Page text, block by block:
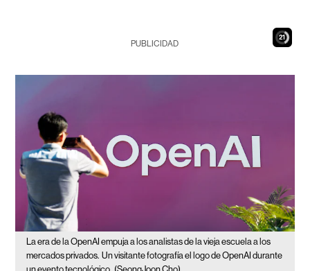
19
PUBLICIDAD
La era de la OpenAI empuja a los analistas de la vieja escuela a los
mercados privados. Un visitante fotografía el logo de OpenAI durante